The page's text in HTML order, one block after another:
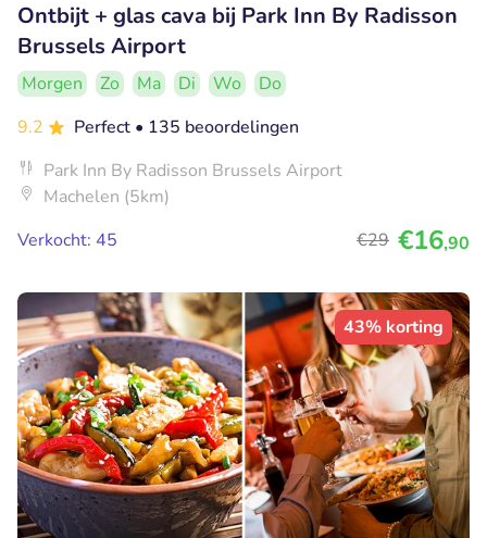
Ontbijt + glas cava bij Park Inn By Radisson
Brussels Airport
Morgen Zo Ma Di Wo
Do
9.2
Perfect • 135 beoordelingen
Park Inn By Radisson Brussels Airport
Machelen (5km)
Verkocht: 45
€29 €16,90
43% korting